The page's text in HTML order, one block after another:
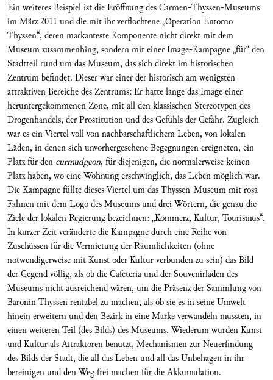
Ein weiteres Beispiel ist die Eröffnung des Carmen-Thyssen-Museums
im März 2011 und die mit ihr verflochtene „Operation Entorno
Thyssen“, deren markanteste Komponente nicht direkt mit dem
Museum zusammenhing, sondern mit einer Image-Kampagne „für“ den
Stadtteil rund um das Museum, das sich direkt im historischen
Zentrum befindet. Dieser war einer der historisch am wenigsten
attraktiven Bereiche des Zentrums: Er hatte lange das Image einer
heruntergekommenen Zone, mit all den klassischen Stereotypen des
Drogenhandels, der Prostitution und des Gefühls der Gefahr. Zugleich
war es ein Viertel voll von nachbarschaftlichem Leben, von lokalen
Läden, in denen sich unvorhergesehene Begegnungen ereigneten, ein
Platz für den curmudgeon, für diejenigen, die normalerweise keinen
Platz haben, wo eine Wohnung erschwinglich, das Leben möglich war.
Die Kampagne füllte dieses Viertel um das Thyssen-Museum mit rosa
Fahnen mit dem Logo des Museums und drei Wörtern, die genau die
Ziele der lokalen Regierung bezeichnen: „Kommerz, Kultur, Tourismus“.
In kurzer Zeit veränderte die Kampagne durch eine Reihe von
Zuschüssen für die Vermietung der Räumlichkeiten (ohne
notwendigerweise mit Kunst oder Kultur verbunden zu sein) das Bild
der Gegend völlig, als ob die Cafeteria und der Souvenirladen des
Museums nicht ausreichend wären, um die Präsenz der Sammlung von
Baronin Thyssen rentabel zu machen, als ob sie es in seine Umwelt
hinein erweitern und den Bezirk in eine Marke verwandeln mussten, in
einen weiteren Teil (des Bilds) des Museums. Wiederum wurden Kunst
und Kultur als Attraktoren benutzt, Mechanismen zur Neuerfindung
des Bilds der Stadt, die all das Leben und all das Unbehagen in ihr
bereinigen und den Weg frei machen für die Akkumulation.